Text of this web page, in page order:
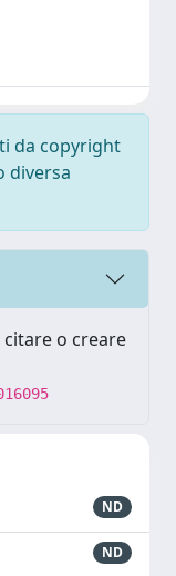
da copyright
diversa
o creare
ND
ND